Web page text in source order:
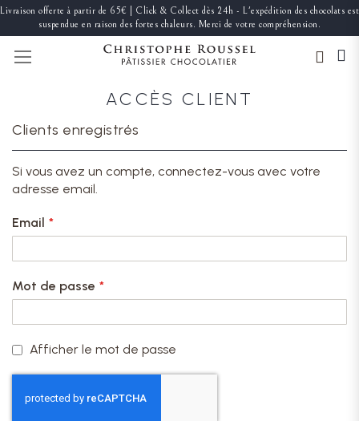
Livraison offerte à partir de 65€ | Click & Collect dès 24h - L'expédition des chocolats est
suspendue en raison des fortes chaleurs. Merci de votre compréhension.
ACCÈS CLIENT
Clients enregistrés
Si vous avez un compte, connectez-vous avec votre
adresse email.
Email
Mot de passe
Afficher le mot de passe